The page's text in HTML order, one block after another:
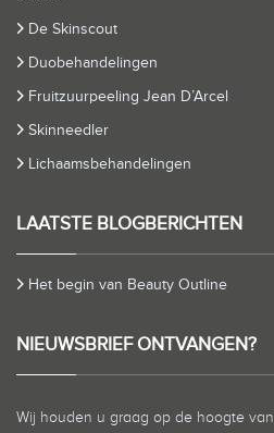
De Skinscout
Duobehandelingen
Fruitzuurpeeling Jean D’Arcel
Skinneedler
Lichaamsbehandelingen
LAATSTE BLOGBERICHTEN
Het begin van Beauty Outline
NIEUWSBRIEF ONTVANGEN?
Wij houden u graag op de hoogte van